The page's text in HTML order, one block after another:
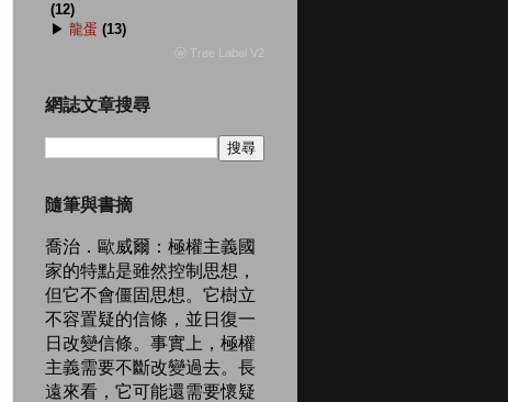
(12)
▶ 龍蛋 (13)
ⓦ Tree Label V2
網誌文章搜尋
隨筆與書摘
喬治．歐威爾：極權主義國
家的特點是雖然控制思想，
但它不會僵固思想。它樹立
不容置疑的信條，並日復一
日改變信條。事實上，極權
主義需要不斷改變過去。長
遠來看，它可能還需要懷疑